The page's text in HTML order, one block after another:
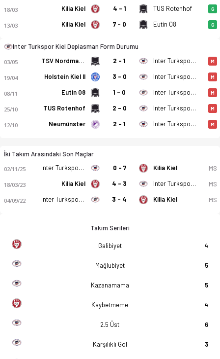
FC Kilia Kiel - Inter Turkspor Kiel 2-1 bitti. Gol anları,
18/03 Kilia Kiel 4 - 1 TUS Rotenhof G
13/03 Kilia Kiel 7 - 0 Eutin 08 G
Inter Turkspor Kiel Deplasman Form Durumu
03/05 TSV Nordmark Satrup 2 - 1 Inter Turkspor Kiel M
19/04 Holstein Kiel II 3 - 0 Inter Turkspor Kiel M
08/11 Eutin 08 1 - 0 Inter Turkspor Kiel M
25/10 TUS Rotenhof 2 - 0 Inter Turkspor Kiel M
12/10 Neumünster 2 - 1 Inter Turkspor Kiel M
İki Takım Arasındaki Son Maçlar
02/11/25 Inter Turkspor Kiel 0 - 7 Kilia Kiel MS
18/03/23 Kilia Kiel 4 - 3 Inter Turkspor Kiel MS
04/09/22 Inter Turkspor Kiel 3 - 4 Kilia Kiel MS
Takım Serileri
Galibiyet 4
Mağlubiyet 5
Kazanamama 5
Kaybetmeme 4
2.5 Üst 6
Karşılıklı Gol 3